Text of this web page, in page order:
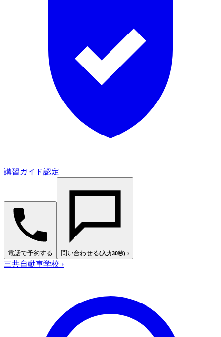
講習ガイド認定
電話で予約する 問い合わせる(入力30秒) ›
三共自動車学校 ›